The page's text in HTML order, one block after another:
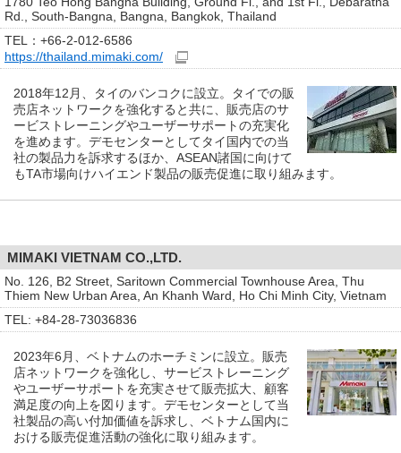
Rd., South-Bangna, Bangna, Bangkok, Thailand
TEL：+66-2-012-6586
https://thailand.mimaki.com/
2018年12月、タイのバンコクに設立。タイでの販
売店ネットワークを強化すると共に、販売店のサ
ービストレーニングやユーザーサポートの充実化
を進めます。デモセンターとしてタイ国内での当
社の製品力を訴求するほか、ASEAN諸国に向けて
もTA市場向けハイエンド製品の販売促進に取り組みます。
MIMAKI VIETNAM CO.,LTD.
No. 126, B2 Street, Saritown Commercial Townhouse Area, Thu
Thiem New Urban Area, An Khanh Ward, Ho Chi Minh City, Vietnam
TEL: +84-28-73036836
2023年6月、ベトナムのホーチミンに設立。販売
店ネットワークを強化し、サービストレーニング
やユーザーサポートを充実させて販売拡大、顧客
満足度の向上を図ります。デモセンターとして当
社製品の高い付加価値を訴求し、ベトナム国内に
おける販売促進活動の強化に取り組みます。